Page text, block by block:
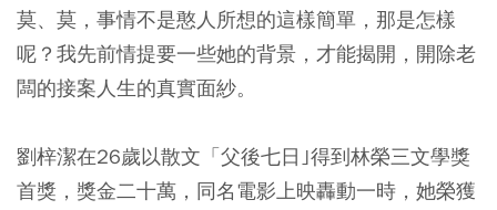
莫、莫，事情不是憨人所想的這樣簡單，那是怎樣
呢？我先前情提要一些她的背景，才能揭開，開除老
闆的接案人生的真實面紗。
劉梓潔在26歲以散文「父後七日｣得到林榮三文學獎
首獎，獎金二十萬，同名電影上映轟動一時，她榮獲